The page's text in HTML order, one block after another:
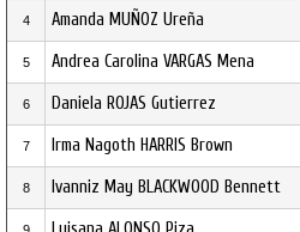
4 Amanda MUÑOZ Ureña
5 Andrea Carolina VARGAS Mena
6 Daniela ROJAS Gutierrez
7 Irma Nagoth HARRIS Brown
8 Ivanniz May BLACKWOOD Bennett